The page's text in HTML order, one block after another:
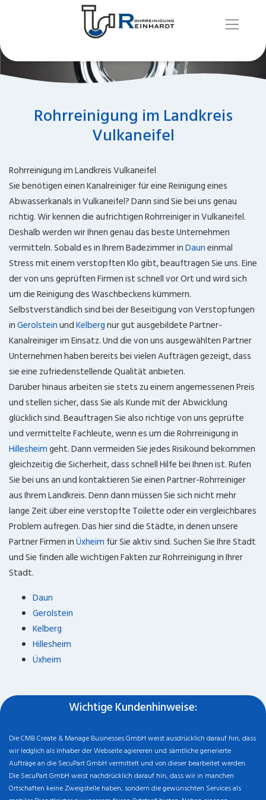
Rohrreinigung im Landkreis
Vulkaneifel
Rohrreinigung im Landkreis Vulkaneifel
Sie benötigen einen Kanalreiniger für eine Reinigung eines
Abwasserkanals in Vulkaneifel? Dann sind Sie bei uns genau
richtig. Wir kennen die aufrichtigen Rohrreiniger in Vulkaneifel.
Deshalb werden wir Ihnen genau das beste Unternehmen
vermitteln. Sobald es in Ihrem Badezimmer inDauneinmal
Stress mit einem verstopften Klo gibt, beauftragen Sie uns. Eine
der von uns geprüften Firmen ist schnell vor Ort und wird sich
um die Reinigung des Waschbeckens kümmern.
Selbstverständlich sind bei der Beseitigung von Verstopfungen
inGerolsteinundKelbergnur gut ausgebildete Partner-
Kanalreiniger im Einsatz. Und die von uns ausgewählten Partner
Unternehmen haben bereits bei vielen Aufträgen gezeigt, dass
sie eine zufriedenstellende Qualität anbieten.
Darüber hinaus arbeiten sie stets zu einem angemessenen Preis
und stellen sicher, dass Sie als Kunde mit der Abwicklung
glücklich sind. Beauftragen Sie also richtige von uns geprüfte
und vermittelte Fachleute, wenn es um die Rohrreinigung in
Hillesheimgeht. Dann vermeiden Sie jedes Risikound bekommen
gleichzeitig die Sicherheit, dass schnell Hilfe bei Ihnen ist. Rufen
Sie bei uns an und kontaktieren Sie einen Partner-Rohrreiniger
aus Ihrem Landkreis. Denn dann müssen Sie sich nicht mehr
lange Zeit über eine verstopfte Toilette oder ein vergleichbares
Problem aufregen. Das hier sind die Städte, in denen unsere
Partner Firmen inÜxheim für Sie aktiv sind. Suchen Sie Ihre Stadt
und Sie finden alle wichtigen Fakten zur Rohrreinigung in Ihrer
Stadt.
Daun
Gerolstein
Kelberg
Hillesheim
Üxheim
Wichtige Kundenhinweise:
Die CMB Create & Manage Businesses GmbH weist ausdrücklich darauf hin, dass
wir ledglich als Inhaber der Webseite agiereren und sämtliche generierte
Aufträge an die SecuPart GmbH vermittelt und von dieser bearbeitet werden.
Die SecuPart GmbH weist nachdrücklich darauf hin, dass wir in manchen
Ortschaften keine Zweigstelle haben, sondern die gewünschten Services als